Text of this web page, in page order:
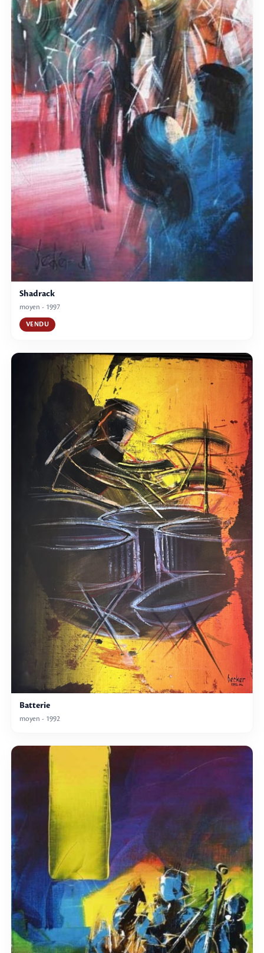
Shadrack
moyen - 1997
VENDU
Batterie
moyen - 1992